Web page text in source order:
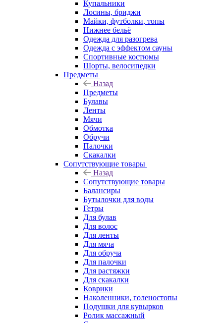
Купальники
Лосины, бриджи
Майки, футболки, топы
Нижнее бельё
Одежда для разогрева
Одежда с эффектом сауны
Спортивные костюмы
Шорты, велосипедки
Предметы
Назад
Предметы
Булавы
Ленты
Мячи
Обмотка
Обручи
Палочки
Скакалки
Сопутствующие товары
Назад
Сопутствующие товары
Балансиры
Бутылочки для воды
Гетры
Для булав
Для волос
Для ленты
Для мяча
Для обруча
Для палочки
Для растяжки
Для скакалки
Коврики
Наколенники, голеностопы
Подушки для кувырков
Ролик массажный